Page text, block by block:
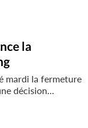
la
mardi la fermeture
décision...